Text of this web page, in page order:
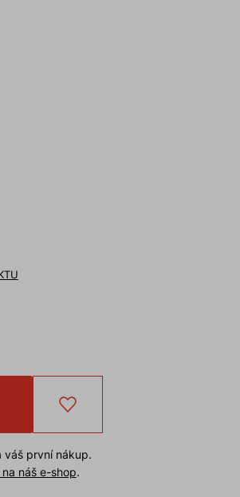
váš první nákup.
náš e-shop.